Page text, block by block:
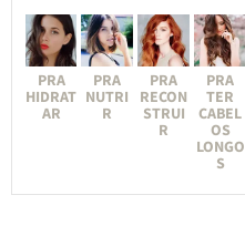
PRA
HIDRAT
AR
PRA
NUTRI
R
PRA
RECON
STRUI
R
PRA
TER
CABEL
OS
LONGO
S